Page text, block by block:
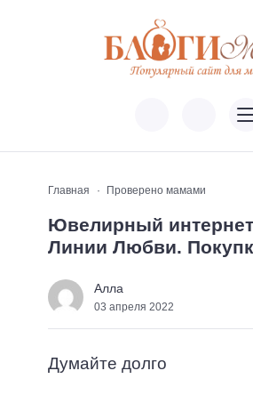
Главная Проверено мамами
Ювелирный
Линии Любви.
Алла
03 апреля 2022
Думайте долго